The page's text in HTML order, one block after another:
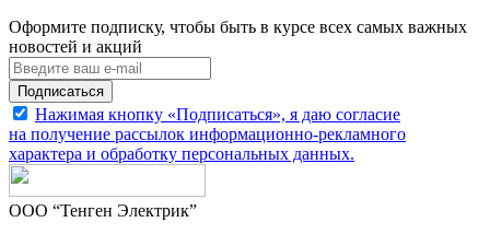
Оформите подписку, чтобы быть в курсе всех самых важных
новостей и акций
Подписаться
Нажимая кнопку «Подписаться», я даю согласие
на получение рассылок информационно-рекламного
характера и обработку персональных данных.
ООО “Тенген Электрик”